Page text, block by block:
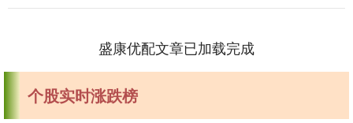
盛康优配文章已加载完成
个股实时涨跌榜